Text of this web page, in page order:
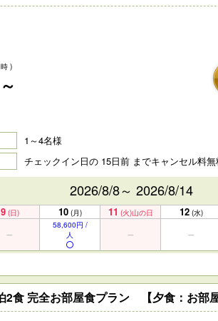
)
～
1～4名様
チェックイン日の 15日前 までキャンセル料
2026/8/8～ 2026/8/14
9 (日) 10 (月) 11 (火)山の日 12 (水)
58,600円 /
人
完全お部屋食プラン 【夕食：お部屋